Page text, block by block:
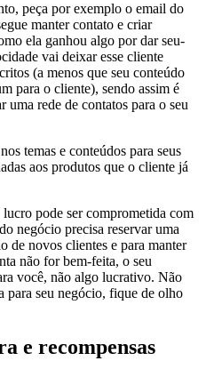
peça por exemplo o email do
manter contato e criar
ela ganhou algo por dar seu-
vai deixar esse cliente
(a menos que seu conteúdo
para o cliente), sendo assim é
uma rede de contatos para o seu
temas e conteúdos para seus
aos produtos que o cliente já
pode ser comprometida com
negócio precisa reservar uma
de novos clientes e para manter
não for bem-feita, o seu
você, não algo lucrativo. Não
para seu negócio, fique de olho
e recompensas